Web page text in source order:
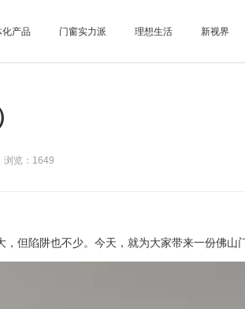
化产品 门窗实力派 理想生活 新视界
：1649
陷阱也不少。今天，就为大家带来一份佛山